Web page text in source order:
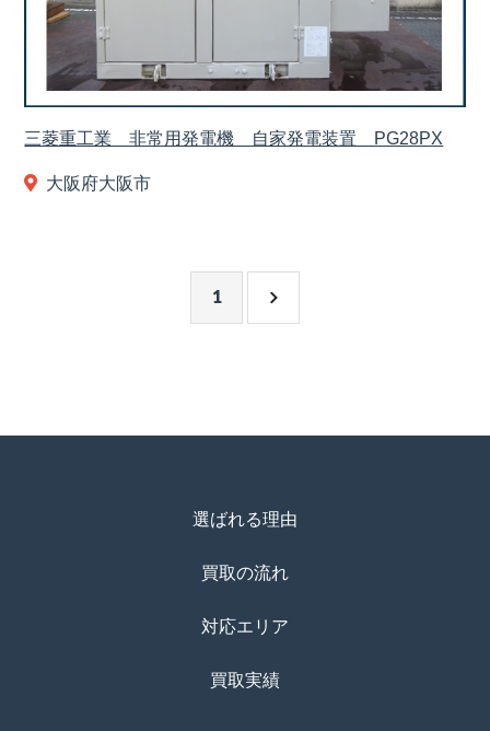
三菱重工業 非常用発電機 自家発電装置 PG28PX
大阪府大阪市
1
選ばれる理由
買取の流れ
対応エリア
買取実績